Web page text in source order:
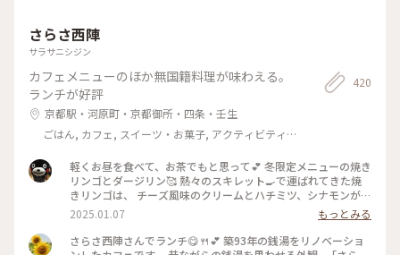
中村藤吉#京都#生茶ゼリィ#甘味#和菓子 #ことりっぷ京都#京
都駅
さらさ西陣
サラサニシジン
カフェメニューのほか無国籍料理が味わえる。
ランチが好評
京都駅・河原町・京都御所・四条・壬生
ごはん, カフェ, スイーツ・お菓子, アクティビティ・
420
軽くお昼を食べて、お茶でもと思って💕 冬限定メニューの焼き
リンゴとダージリン🥰 熱々のスキレット🍳で運ばれてきた焼
きリンゴは、 チーズ風味のクリームとハチミツ、シナモンがた
っぷり💕 シナモンが苦手な人は、ダメなくらいな量です😅
甘〜いりんご🍎は、紅茶ですね😋 古い建物の割には明るいな
ぁと上を見ると、 ガラス張りの天井が室内を明るく照らして
ました✨ お店の中も雰囲気が良くって、また行きたいなぁ🥰 #
2025.01.07
もっとみる
さらさ西陣さんでランチ😋🍴💕 築93年の銭湯をリノベーショ